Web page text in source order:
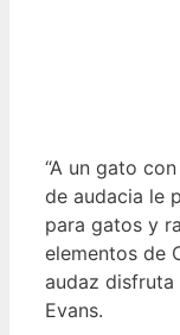
“A un gato
de audacia le
para gatos y
elementos de
audaz disfruta
Evans.